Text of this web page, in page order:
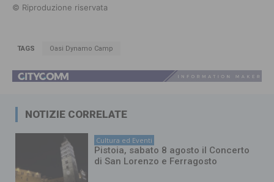
© Riproduzione riservata
TAGS Oasi Dynamo Camp
NOTIZIE CORRELATE
Cultura ed Eventi
Pistoia, sabato 8 agosto il Concerto
di San Lorenzo e Ferragosto